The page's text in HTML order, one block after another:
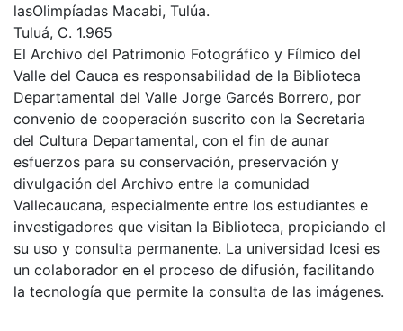
lasOlimpíadas Macabi, Tulúa.
Tuluá, C. 1.965
El Archivo del Patrimonio Fotográfico y Fílmico del
Valle del Cauca es responsabilidad de la Biblioteca
Departamental del Valle Jorge Garcés Borrero, por
convenio de cooperación suscrito con la Secretaria
del Cultura Departamental, con el fin de aunar
esfuerzos para su conservación, preservación y
divulgación del Archivo entre la comunidad
Vallecaucana, especialmente entre los estudiantes e
investigadores que visitan la Biblioteca, propiciando el
su uso y consulta permanente. La universidad Icesi es
un colaborador en el proceso de difusión, facilitando
la tecnología que permite la consulta de las imágenes.